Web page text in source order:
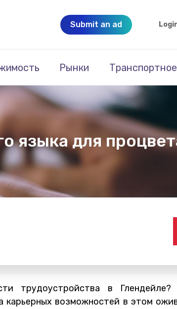
Submit an ad
Рынки
языка для
трудоустройства в Глендейле?
карьерных возможностей в этом